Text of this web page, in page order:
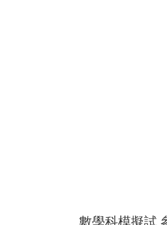
數學科模擬試